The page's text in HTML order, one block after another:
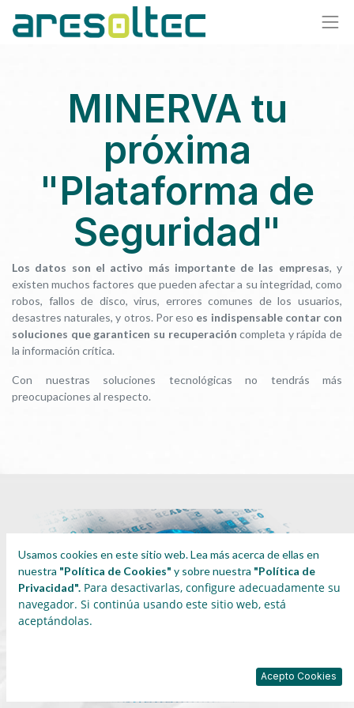
MINERVA tu
próxima
"Plataforma de
Seguridad"
Los datos son el activo más importante de las empresas, y
existen muchos factores que pueden afectar a su integridad, como
robos, fallos de disco, virus, errores comunes de los usuarios,
desastres naturales, y otros. Por eso es indispensable contar con
soluciones que garanticen su recuperación completa y rápida de
la información crítica.
Con nuestras soluciones tecnológicas no tendrás más
preocupaciones al respecto.
Usamos cookies en este sitio web. Lea más acerca de ellas en
nuestra "Política de Cookies" y sobre nuestra "Política de
Privacidad". Para desactivarlas, configure adecuadamente su
navegador. Si continúa usando este sitio web, está
aceptándolas.
Acepto Cookies